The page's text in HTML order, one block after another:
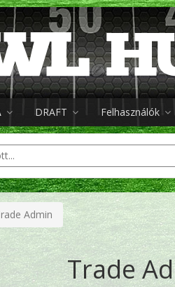
DRAFT Felhasználók
Admin
Trade